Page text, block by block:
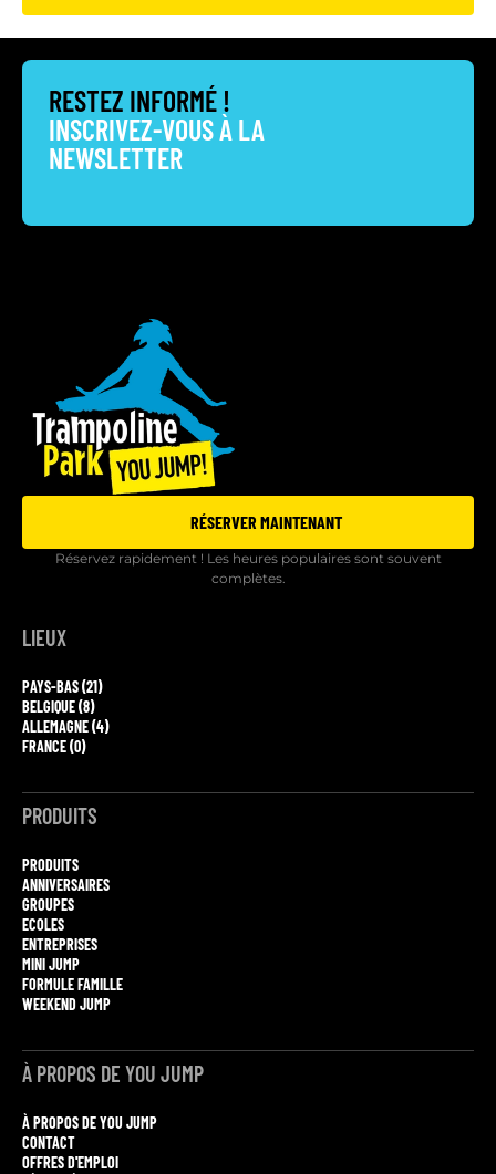
RESTEZ INFORMÉ !
INSCRIVEZ-VOUS À LA
NEWSLETTER
RÉSERVER MAINTENANT
Réservez rapidement ! Les heures populaires sont souvent
complètes.
LIEUX
PAYS-BAS (21)
BELGIQUE (8)
ALLEMAGNE (4)
FRANCE (0)
PRODUITS
PRODUITS
ANNIVERSAIRES
GROUPES
ECOLES
ENTREPRISES
MINI JUMP
FORMULE FAMILLE
WEEKEND JUMP
À PROPOS DE YOU JUMP
À PROPOS DE YOU JUMP
CONTACT
OFFRES D'EMPLOI